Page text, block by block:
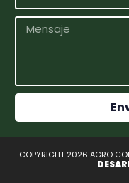
COPYRIGHT 2026 AGRO